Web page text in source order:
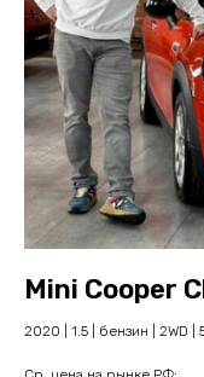
Mini Cooper
2020 | 1.5 | бензин | 2WD |
из